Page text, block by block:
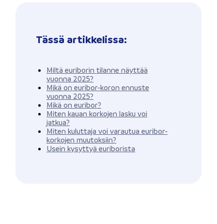
Tässä artikkelissa:
Miltä euriborin tilanne näyttää
vuonna 2025?
Mikä on euribor-koron ennuste
vuonna 2025?
Mikä on euribor?
Miten kauan korkojen lasku voi
jatkua?
Miten kuluttaja voi varautua euribor-
korkojen muutoksiin?
Usein kysyttyä euriborista